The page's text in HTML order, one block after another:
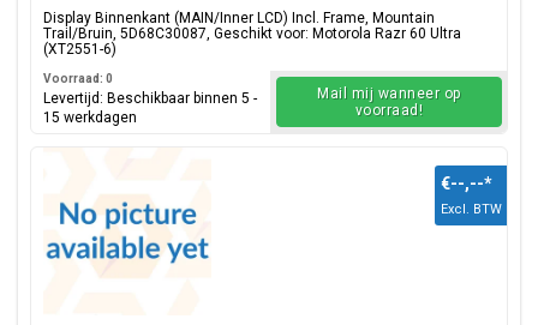
5D68C30087
Display Binnenkant (MAIN/Inner LCD) Incl. Frame, Mountain
Trail/Bruin, 5D68C30087, Geschikt voor: Motorola Razr 60 Ultra
(XT2551-6)
Voorraad: 0
Levertijd: Beschikbaar binnen 5 -
15 werkdagen
Mail mij wanneer op
voorraad!
€--,--*
Excl. BTW